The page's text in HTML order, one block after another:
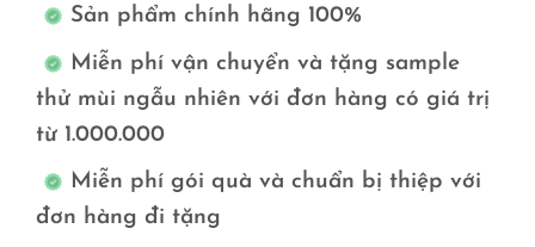
Sản phẩm chính hãng 100%
Miễn phí vận chuyển và tặng sample
thử mùi ngẫu nhiên với đơn hàng có giá trị
từ 1.000.000
Miễn phí gói quà và chuẩn bị thiệp với
đơn hàng đi tặng